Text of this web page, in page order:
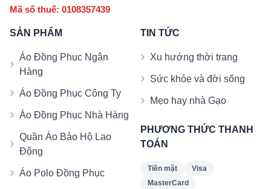
Mã số thuế: 0108357439
SẢN PHẨM
Áo Đồng Phục Ngân
Hàng
Áo Đồng Phục Công Ty
Áo Đồng Phục Nhà Hàng
Quần Áo Bảo Hộ Lao
Động
Áo Polo Đồng Phục
TIN TỨC
Xu hướng thời trang
Sức khỏe và đời sống
Mẹo hay nhà Gạo
PHƯƠNG THỨC THANH
TOÁN
Tiền mặt
Visa
MasterCard